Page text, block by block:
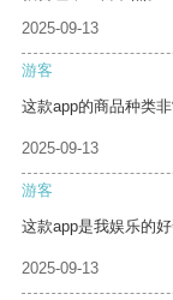
2025-09-13
游客
这款app的商品种类
2025-09-13
游客
这款app是我娱乐的
2025-09-13